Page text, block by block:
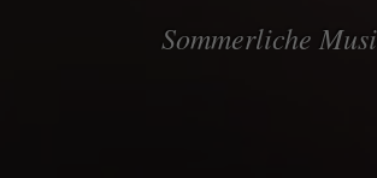
Sommerliche